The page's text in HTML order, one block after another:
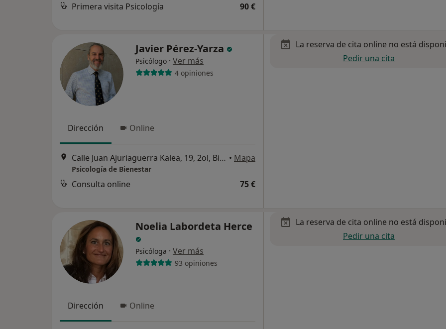
Primera visita Psicología 90 €
Javier Pérez-Yarza
Psicólogo · Ver más
4 opiniones
Dirección Online
Calle Juan Ajuriaguerra Kalea, 19, 2ol, Bilbao • Mapa
Psicología de Bienestar
Consulta online 75 €
La reserva de cita online no está
Pedir una cita
Noelia Labordeta Herce
Psicóloga · Ver más
93 opiniones
Dirección Online
La reserva de cita online no está
Pedir una cita